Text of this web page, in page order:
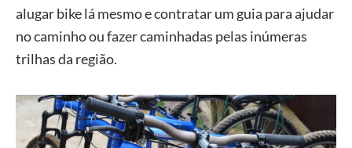
alugar bike lá mesmo e contratar um guia para ajudar
no caminho ou fazer caminhadas pelas inúmeras
trilhas da região.